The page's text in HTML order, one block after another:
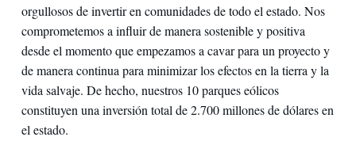
orgullosos de invertir en comunidades de todo el estado. Nos
comprometemos a influir de manera sostenible y positiva
desde el momento que empezamos a cavar para un proyecto y
de manera continua para minimizar los efectos en la tierra y la
vida salvaje. De hecho, nuestros 10 parques eólicos
constituyen una inversión total de 2.700 millones de dólares en
el estado.